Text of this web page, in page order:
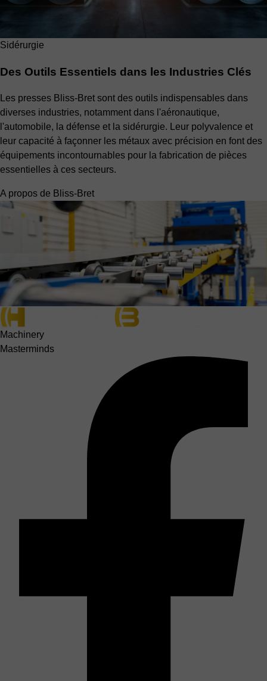
Sidérurgie
Des Outils Essentiels dans les Industries Clés
Les presses Bliss-Bret sont des outils indispensables dans
diverses industries, notamment dans l'aéronautique,
l'automobile, la défense et la sidérurgie. Leur polyvalence et
leur capacité à façonner les métaux avec précision en font des
équipements incontournables pour la fabrication de pièces
essentielles à ces secteurs.
A propos de Bliss-Bret
Machinery
Masterminds